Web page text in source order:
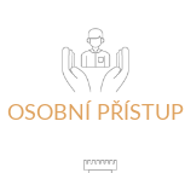
OSOBNÍ PŘÍSTUP